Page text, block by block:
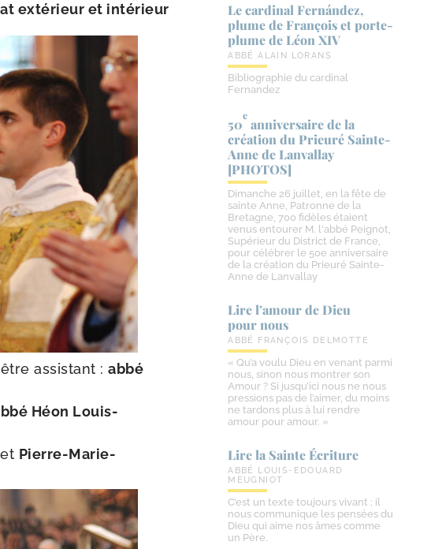
exté­rieur et intérieur
assis­tant :abbé
Héon Louis-​
et Pierre-​Marie-​
Le cardinal Fernández,
plume de François et porte-​
plume de Léon XIV
ABBÉ ALAIN LORANS
Bibliographie du cardinal
Fernandez
50
e
anniversaire de la
création du Prieuré Sainte-​
Anne de Lanvallay
[PHOTOS]
Dimanche 26 juillet, en la fête de
sainte Anne, Patronne de la
Bretagne, 700 fidèles étaient
venus entourer M. l'abbé Peignot,
Supérieur du District de France,
pour célébrer le 50e anniversaire
de la création du Prieuré Sainte-
Anne de Lanvallay
Lire l’amour de Dieu
pour nous
ABBÉ FRANÇOIS DELMOTTE
« Qu’a voulu Dieu en venant parmi
nous, sinon nous montrer son
Amour ? Si jusqu’ici nous ne nous
pressions pas de l’aimer, du moins
ne tardons plus à lui rendre
amour pour amour. »
Lire la Sainte Écriture
ABBÉ LOUIS-EDOUARD
MEUGNIOT
C’est un texte toujours vivant ; il
nous communique les pensées du
Dieu qui aime nos âmes comme
un Père.